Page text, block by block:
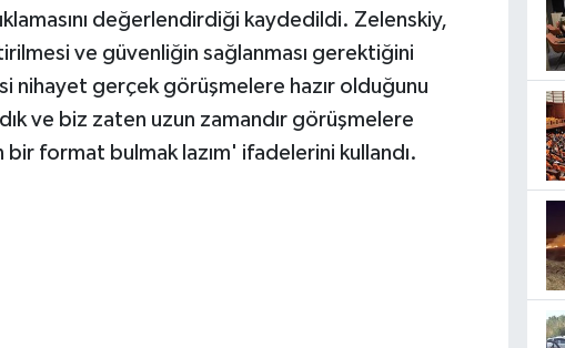
değerlendirdiği kaydedildi. Zelenskiy,
ve güvenliğin sağlanması gerektiğini
nihayet gerçek görüşmelere hazır olduğunu
ve biz zaten uzun zamandır görüşmelere
bir format bulmak lazım' ifadelerini kullandı.